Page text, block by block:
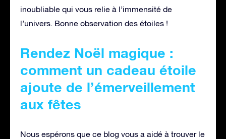
inoubliable qui vous relie à l’immensité de
l’univers. Bonne observation des étoiles !
Rendez Noël magique :
comment un cadeau étoile
ajoute de l’émerveillement
aux fêtes
Nous espérons que ce blog vous a aidé à trouver le